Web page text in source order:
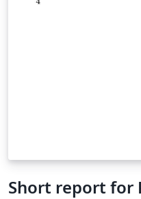
Short report for